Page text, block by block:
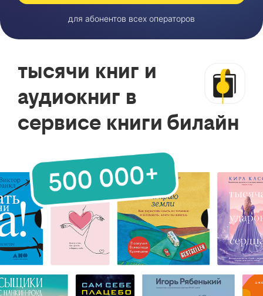
для абонентов всех операторов
тысячи книг и
аудиокниг в
сервисе книги билайн